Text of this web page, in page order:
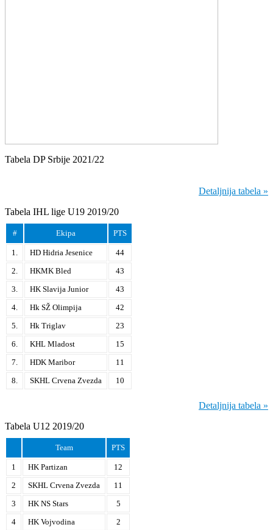
Tabela DP Srbije 2021/22
Detaljnija tabela »
Tabela IHL lige U19 2019/20
# Ekipa PTS
1. HD Hidria Jesenice
44
2.
HKMK Bled
43
3.
HK Slavija Junior
43
4.
Hk SŽ Olimpija
42
5.
Hk Triglav
23
6.
KHL Mladost
15
7.
HDK Maribor
11
8.
SKHL Crvena Zvezda 10
Detaljnija tabela »
Tabela U12 2019/20
Team PTS
1 HK Partizan
12
2
SKHL Crvena Zvezda
11
3
HK NS Stars
5
4
HK Vojvodina
2